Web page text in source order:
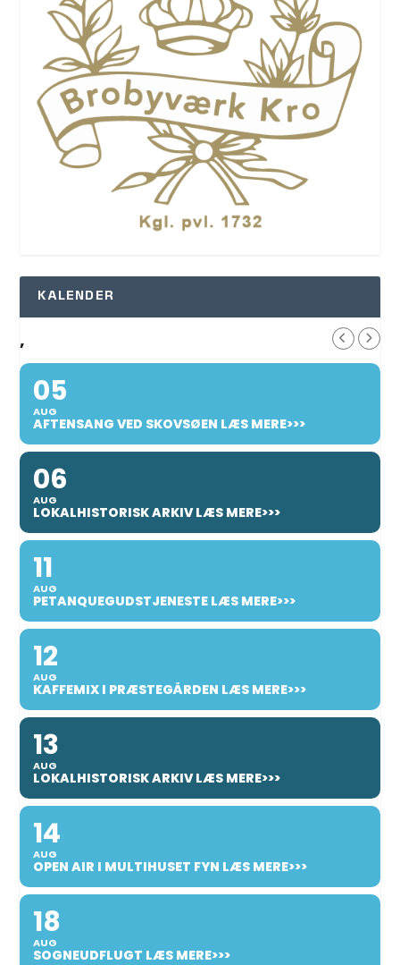
KALENDER
,
05
AUG
AFTENSANG VED SKOVSØEN LÆS MERE>>>
06
AUG
LOKALHISTORISK ARKIV LÆS MERE>>>
11
AUG
PETANQUEGUDSTJENESTE LÆS MERE>>>
12
AUG
KAFFEMIX I PRÆSTEGÅRDEN LÆS MERE>>>
13
AUG
LOKALHISTORISK ARKIV LÆS MERE>>>
14
AUG
OPEN AIR I MULTIHUSET FYN LÆS MERE>>>
18
AUG
SOGNEUDFLUGT LÆS MERE>>>